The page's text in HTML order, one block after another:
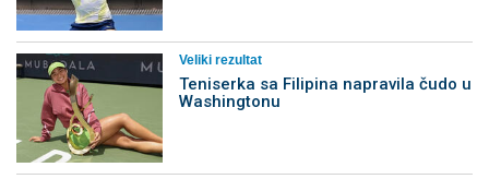
Veliki rezultat
Teniserka sa Filipina napravila čudo u
Washingtonu